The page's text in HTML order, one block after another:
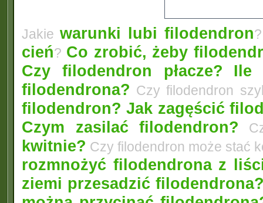
Jakie warunki lubi filodendron
cień? Co zrobić, żeby
Czy filodendron płacze?
Ile
filodendrona? Czy filodendron
filodendron? Jak zagęścić
Czym zasilać filodendron?
kwitnie? Czy filodendron może stać
rozmnożyć filodendrona z
ziemi przesadzić